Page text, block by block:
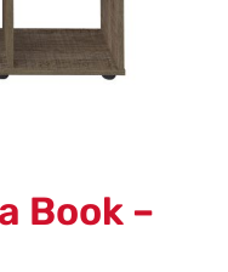
Book –